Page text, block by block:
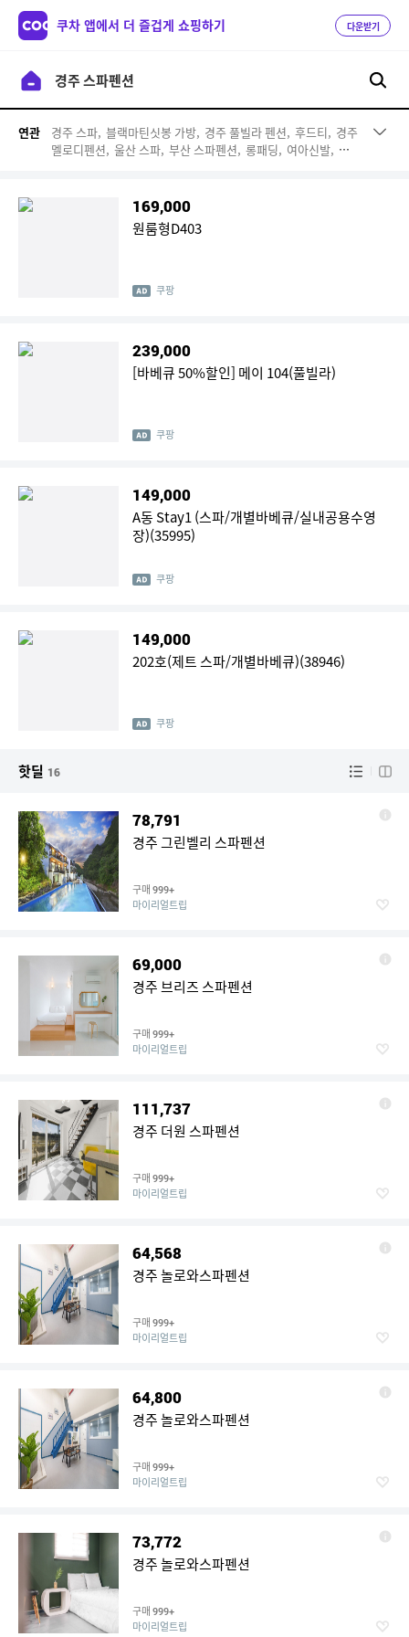
쿠차 앱에서 더 즐겁게 쇼핑하기 다운받기
연관 경주 스파, 블랙마틴싯봉 가방, 경주 풀빌라 펜션, 후드티, 경주
멜로디펜션, 울산 스파, 부산 스파펜션, 롱패딩, 여아신발, 경
169,000
원룸형D403
쿠팡
239,000
[바베큐 50%할인] 메이 104(풀빌라)
쿠팡
149,000
A동 Stay1 (스파/개별바베큐/실내공용수영
장)(35995)
쿠팡
149,000
202호(제트 스파/개별바베큐)(38946)
쿠팡
핫딜 16
78,791
경주 그린벨리 스파펜션
구매 999+
마이리얼트립
69,000
경주 브리즈 스파펜션
구매 999+
마이리얼트립
111,737
경주 더원 스파펜션
구매 999+
마이리얼트립
64,568
경주 놀로와스파펜션
구매 999+
마이리얼트립
64,800
경주 놀로와스파펜션
구매 999+
마이리얼트립
73,772
경주 놀로와스파펜션
구매 999+
마이리얼트립